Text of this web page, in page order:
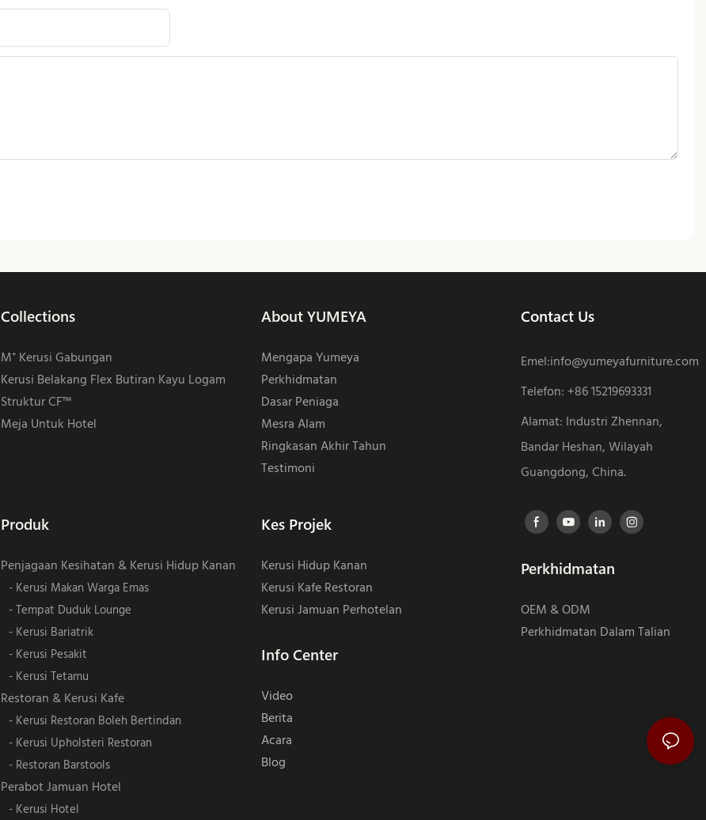
Collections
M⁺ Kerusi Gabungan
Kerusi Belakang Flex Butiran Kayu Logam
Struktur CF™
Meja Untuk Hotel
About YUMEYA
Mengapa Yumeya
Perkhidmatan
Dasar Peniaga
Mesra Alam
Ringkasan Akhir Tahun
Testimoni
Contact Us
Emel:info@yumeyafurniture.com
Telefon: +86 15219693331
Alamat: Industri Zhennan,
Bandar Heshan, Wilayah
Guangdong, China.
Produk
Penjagaan Kesihatan & Kerusi Hidup Kanan
- Kerusi Makan Warga Emas
- Tempat Duduk Lounge
- Kerusi Bariatrik
- Kerusi Pesakit
- Kerusi Tetamu
Restoran & Kerusi Kafe
- Kerusi Restoran Boleh Bertindan
- Kerusi Upholsteri Restoran
- Restoran Barstools
Perabot Jamuan Hotel
- Kerusi Hotel
Kes Projek
Kerusi Hidup Kanan
Kerusi Kafe Restoran
Kerusi Jamuan Perhotelan
Info Center
Video
Berita
Acara
Blog
Perkhidmatan
OEM & ODM
Perkhidmatan Dalam Talian